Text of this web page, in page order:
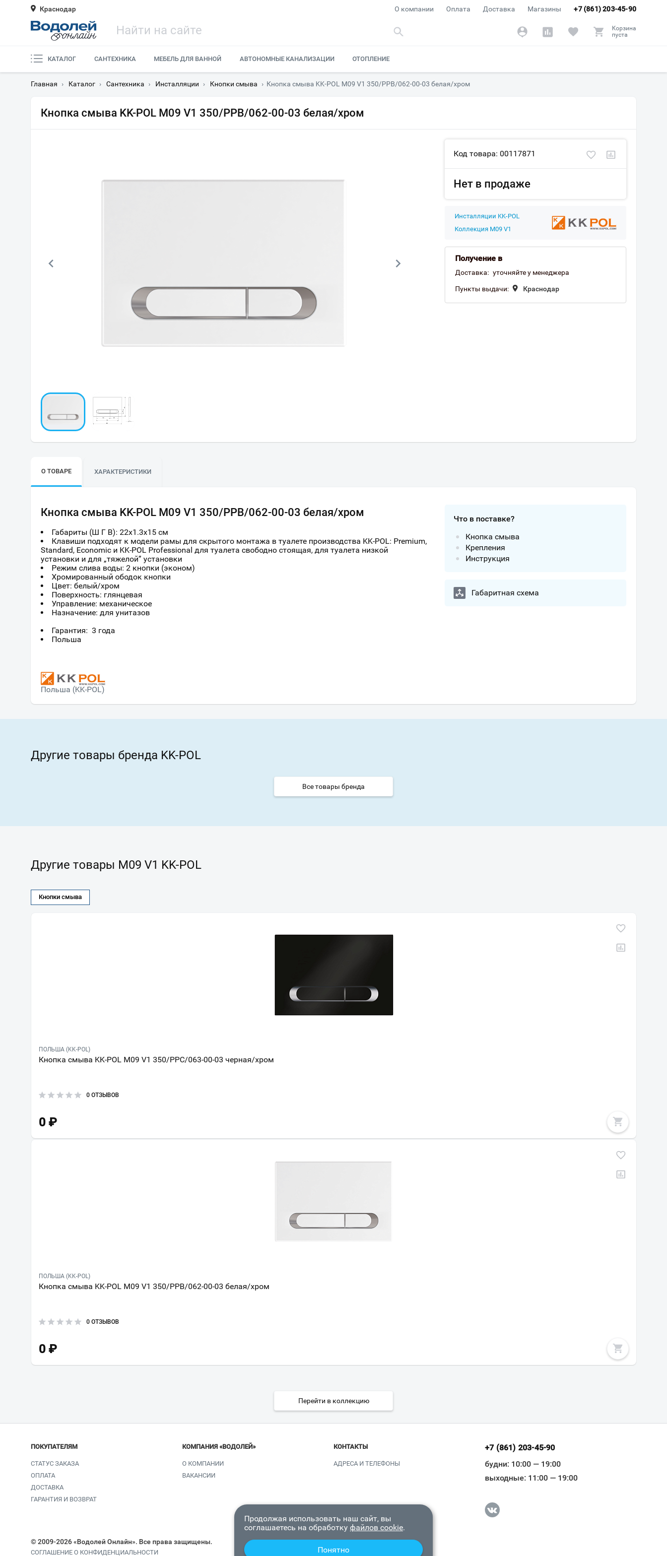
Краснодар +7 (861) 203-45-90
О компании Оплата Доставка Магазины
Корзина
пуста
КАТАЛОГ САНТЕХНИКА МЕБЕЛЬ ДЛЯ ВАННОЙ АВТОНОМНЫЕ КАНАЛИЗАЦИИ ОТОПЛЕНИЕ
Главная › Каталог › Сантехника › Инсталляции › Кнопки смыва › Кнопка смыва KK-POL M09 V1 350/PPB/062-00-03 белая/хром
Кнопка смыва KK-POL M09 V1 350/PPB/062-00-03 белая/хром
Код товара: 00117871
Нет в продаже
Инсталляции KK-POL
Коллекция M09 V1
Получение в
Доставка: уточняйте у менеджера
Пункты выдачи: Краснодар
О ТОВАРЕ ХАРАКТЕРИСТИКИ
Кнопка смыва KK-POL M09 V1 350/PPB/062-00-03 белая/хром
Габариты (Ш Г В): 22x1.3x15 см
Клавиши подходят к модели рамы для скрытого монтажа в туалете производства KK-POL: Premium,
Standard, Economic и KK-POL Professional для туалета свободно стоящая, для туалета низкой
установки и для „тяжелой” установки
Режим слива воды: 2 кнопки (эконом)
Хромированный ободок кнопки
Цвет: белый/хром
Поверхность: глянцевая
Управление: механическое
Назначение: для унитазов
Гарантия: 3 года
Польша
Польша (KK-POL)
Что в поставке?
Кнопка смыва
Крепления
Инструкция
Габаритная схема
Другие товары бренда KK-POL
Все товары бренда
Другие товары M09 V1 KK-POL
Кнопки смыва
ПОЛЬША (KK-POL)
Кнопка смыва KK-POL M09 V1 350/PPC/063-00-03 черная/хром
0 ОТЗЫВОВ
0 ₽
ПОЛЬША (KK-POL)
Кнопка смыва KK-POL M09 V1 350/PPB/062-00-03 белая/хром
0 ОТЗЫВОВ
0 ₽
Перейти в коллекцию
ПОКУПАТЕЛЯМ
СТАТУС ЗАКАЗА
ОПЛАТА
ДОСТАВКА
ГАРАНТИЯ И ВОЗВРАТ
КОМПАНИЯ «ВОДОЛЕЙ»
О КОМПАНИИ
ВАКАНСИИ
КОНТАКТЫ
АДРЕСА И ТЕЛЕФОНЫ
+7 (861) 203-45-90
будни: 10:00 — 19:00
выходные: 11:00 — 19:00
© 2009-2026 «Водолей Онлайн». Все права защищены.
СОГЛАШЕНИЕ О КОНФИДЕНЦИАЛЬНОСТИ
Всё верно Сменить город
Продолжая использовать наш сайт, вы
соглашаетесь на обработку файлов cookie.
Понятно